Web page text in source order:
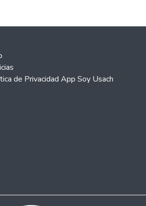
2
de Privacidad App Soy Usach